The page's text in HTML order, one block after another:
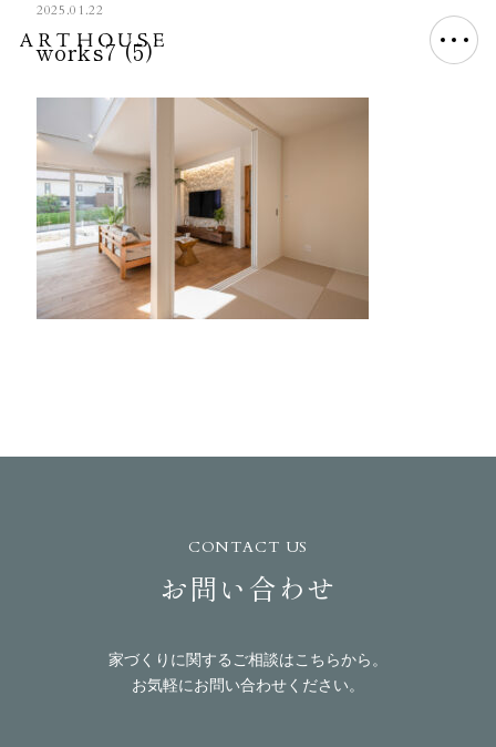
2025.01.22
works7 (5)
CONTACT US
お問い合わせ
家づくりに関するご相談はこちらから。
お気軽にお問い合わせください。